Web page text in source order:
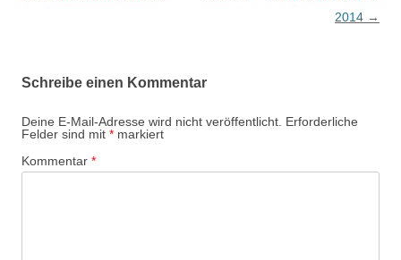
a
g
s
-
2014 →
Schreibe einen Kommentar
Deine E-Mail-Adresse wird nicht veröffentlicht. Erforderliche
Felder sind mit * markiert
Kommentar *